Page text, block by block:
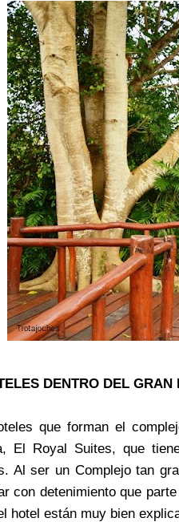
DENTRO DEL GRAN
que forman el
El Royal Suites, que
Al ser un Complejo tan
con detenimiento que
hotel están muy bien